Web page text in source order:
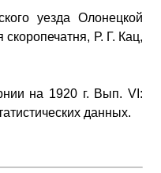
уезда Олонецкой
Р. Г. Кац,
на 1920 г. Вып. VI:
данных.